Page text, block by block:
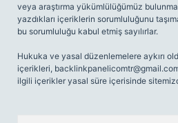
veya araştırma yükümlülüğümüz
yazdıkları içeriklerin sorumluluğunu
bu sorumluluğu kabul etmiş sayılırlar.
Hukuka ve yasal düzenlemelere aykırı
içerikleri,
ilgili içerikler yasal süre içerisinde